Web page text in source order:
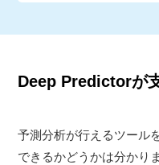
Deep Predictorが
予測分析が行えるツール
できるかどうかは分かり